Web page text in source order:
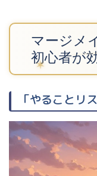
マージメ
初心者が
「やることリ